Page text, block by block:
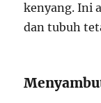
kenyang. Ini
dan tubuh